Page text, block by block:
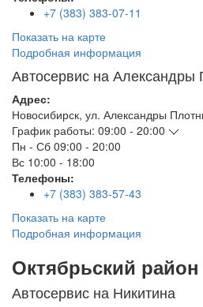
+7 (383) 383-07-11
Показать на карте
Подробная информация
Автосервис на Александры
Адрес:
Новосибирск, ул. Александры
График работы: 09:00 - 20:00
Пн - Сб 09:00 - 20:00
Вс 10:00 - 18:00
Телефоны:
+7 (383) 383-57-43
Показать на карте
Подробная информация
Октябрьский район
Автосервис на Никитина